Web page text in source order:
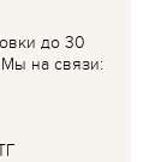
до 30
на связи: